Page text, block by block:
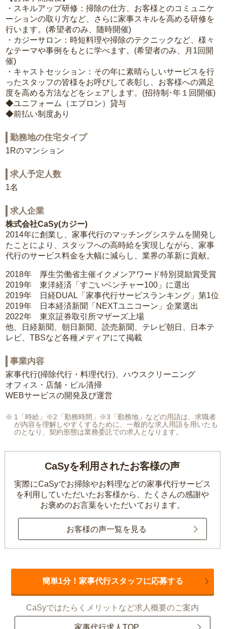
・スキルアップ研修：掃除の仕方、お客様とのコミュニケ
ーションの取り方など、さらに家事スキルを高める研修を
行います。(希望者のみ、随時開催)
・カジーサロン：時短料理や掃除のテクニックなど、様々
なテーマや事例をもとに学べます。(希望者のみ、月1回開
催)
・キャストセッション：その年に素晴らしいサービスを行
ったスタッフの皆様をお呼びして表彰し、お客様への満足
度を高める方法などをシェアします。(招待制･年１回開催)
◆ユニフォーム（エプロン）貸与
◆前払い制度あり
勤務地の住宅タイプ
1Rのマンション
求人予定人数
1名
求人企業
株式会社CaSy(カジー)
2014年に創業し、家事代行のマッチングシステムを開発し
たことにより、スタッフへの高時給を実現しながら、家事
代行のサービス料金を大幅に減らし、業界の革新に貢献。
2018年 厚生労働省主催イクメンアワード特別奨励賞受賞
2019年 東洋経済「すごいベンチャー100」に選出
2019年 日経DUAL「家事代行サービスランキング」第1位
2019年 日本経済新聞「NEXTユニコーン」企業選出
2022年 東京証券取引所マザーズ上場
他、日経新聞、朝日新聞、読売新聞、テレビ朝日、日本テ
レビ、TBSなど各種メディアにて掲載
事業内容
家事代行(掃除代行・料理代行)、ハウスクリーニング
オフィス・店舗・ビル清掃
WEBサービスの開発及び運営
1「時給」※2「勤務時間」※3「勤務地」などの用語は、求職者
が内容を理解しやすくするために、一般的な求人用語を用いたも
のとなり、契約形態は業務委託での求人となります。
CaSyを利用されたお客様の声
実際にCaSyでお掃除やお料理などの家事代行サービス
を利用していただいたお客様から、 たくさんの感謝や
お褒めのお言葉をいただいております。
お客様の声一覧を見る
簡単1分！家事代行スタッフに応募する
CaSyではたらくメリットなど求人概要のご案内
家事代行求人TOP